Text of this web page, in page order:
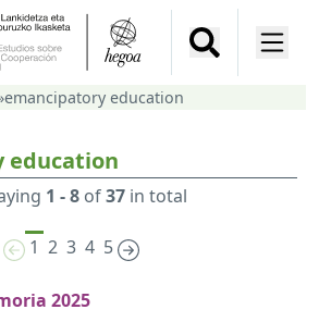
emancipatory education
education
1 - 8of37in total
1 2 3 4 5
2025